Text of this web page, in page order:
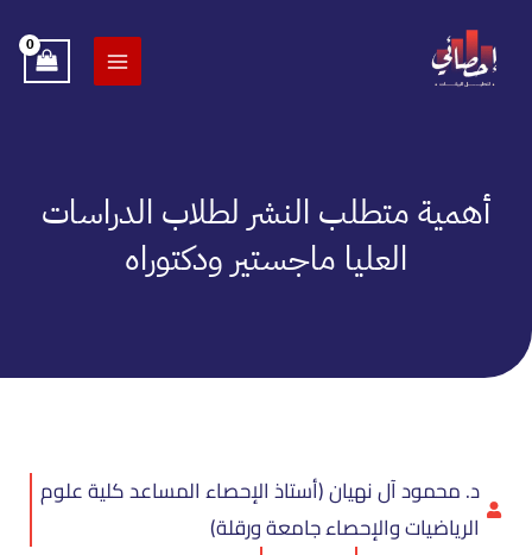
المحتوى
أهمية متطلب النشر لطلاب الدراسات
العليا ماجستير ودكتوراه
د. محمود آل نهيان (أستاذ الإحصاء المساعد كلية علوم
الرياضيات والإحصاء جامعة ورقلة)